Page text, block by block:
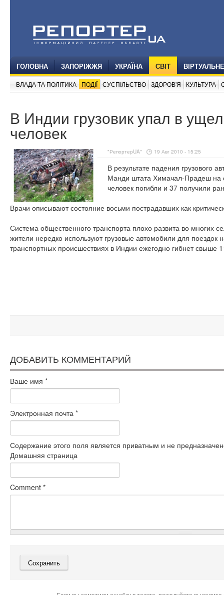
ГОЛОВНА ЗАПОРІЖЖЯ УКРАЇНА СВІТ
ВЛАДА ТА ПОЛІТИКА ПОДІЇ СУСПІЛЬСТВО ЗДОРОВ'Я КУЛЬТУРА
В Индии грузовик упал в
человек
"РепортерUA" 19 Авг 2010 - 15:25
В результате падения грузового
Манди штата Химачал-Прадеш
человек погибли и 37 получили
Врачи описывают состояние восьми пострадавших как
Система общественного транспорта плохо развита во многих
жители нередко используют грузовые автомобили для
транспортных происшествиях в Индии ежегодно гибнет свыше
ДОБАВИТЬ КОММЕНТАРИЙ
Ваше имя *
Электронная почта *
Содержание этого поля является приватным и не
Домашняя страница
Comment *